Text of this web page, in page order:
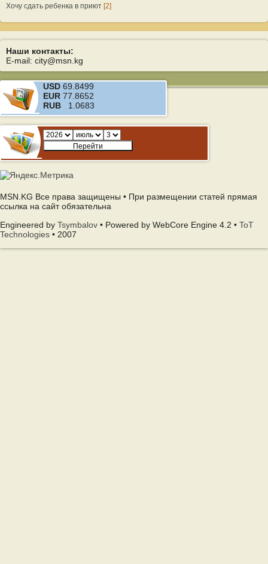
Хочу сдать ребенка в приют [2]
Наши контакты:
E-mail: city@msn.kg
USD 69.8499
EUR 77.8652
RUB 1.0683
MSN.KG Все права защищены • При размещении статей прямая
ссылка на сайт обязательна
Engineered by Tsymbalov • Powered by WebCore Engine 4.2 • ToT
Technologies • 2007